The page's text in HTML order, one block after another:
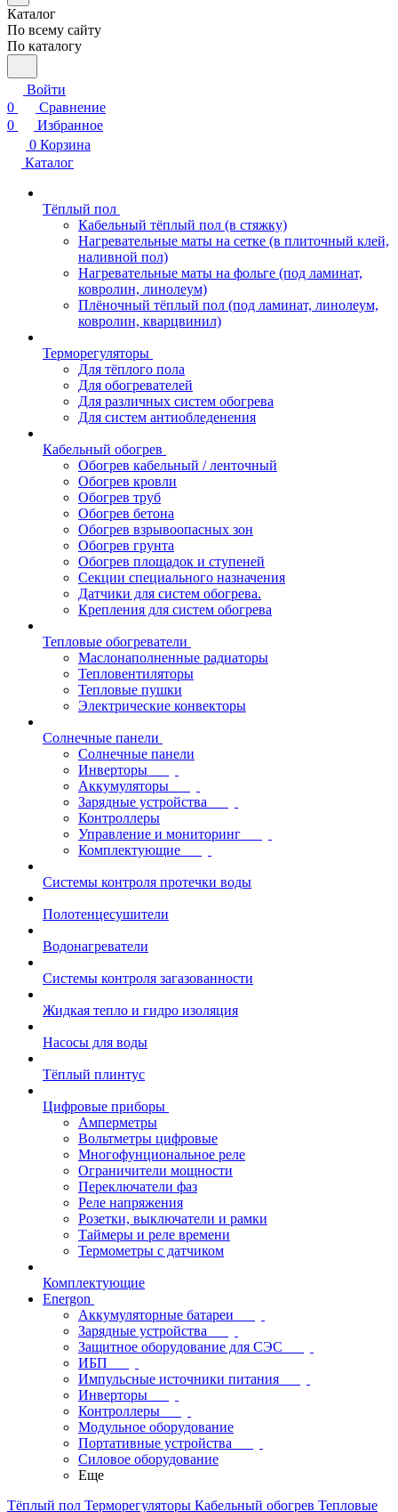
Каталог
По всему сайту
По каталогу
Войти
0
Сравнение
0
Избранное
0 Корзина
Каталог
Тёплый пол
Кабельный тёплый пол (в стяжку)
Нагревательные маты на сетке (в плиточный клей,
наливной пол)
Нагревательные маты на фольге (под ламинат,
ковролин, линолеум)
Плёночный тёплый пол (под ламинат, линолеум,
ковролин, кварцвинил)
Терморегуляторы
Для тёплого пола
Для обогревателей
Для различных систем обогрева
Для систем антиобледенения
Кабельный обогрев
Обогрев кабельный / ленточный
Обогрев кровли
Обогрев труб
Обогрев бетона
Обогрев взрывоопасных зон
Обогрев грунта
Обогрев площадок и ступеней
Секции специального назначения
Датчики для систем обогрева.
Крепления для систем обогрева
Тепловые обогреватели
Маслонаполненные радиаторы
Тепловентиляторы
Тепловые пушки
Электрические конвекторы
Солнечные панели
Солнечные панели
Инверторы
Аккумуляторы
Зарядные устройства
Контроллеры
Управление и мониторинг
Комплектующие
Системы контроля протечки воды
Полотенцесушители
Водонагреватели
Системы контроля загазованности
Жидкая тепло и гидро изоляция
Насосы для воды
Тёплый плинтус
Цифровые приборы
Амперметры
Вольтметры цифровые
Многофунциональное реле
Ограничители мощности
Переключатели фаз
Реле напряжения
Розетки, выключатели и рамки
Таймеры и реле времени
Термометры c датчиком
Комплектующие
Energon
Аккумуляторные батареи
Зарядные устройства
Защитное оборудование для СЭС
ИБП
Импульсные источники питания
Инверторы
Контроллеры
Модульное оборудование
Портативные устройства
Силовое оборудование
Еще
Тёплый пол Терморегуляторы Кабельный обогрев Тепловые